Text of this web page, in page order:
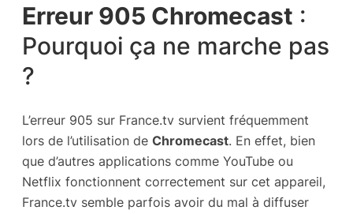
Erreur 905 Chromecast :
Pourquoi ça ne marche pas
?
L’erreur 905 sur France.tv survient fréquemment
lors de l’utilisation de Chromecast. En effet, bien
que d’autres applications comme YouTube ou
Netflix fonctionnent correctement sur cet appareil,
France.tv semble parfois avoir du mal à diffuser